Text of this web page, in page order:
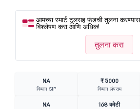
आमच्या स्मार्ट टूलसह फंडची तुलना
विश्लेषण करा आणि अधिक!
तुलना करा
NA
किमान SIP
₹ 5000
किमान लंपसम
NA 168 कोटी